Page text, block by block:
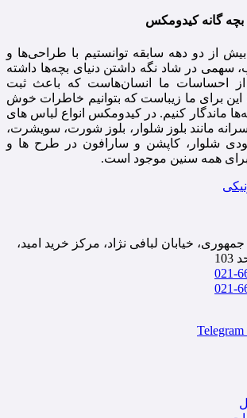
گانه کیدومکس
از دو دهه سابقه توانستیم با طراحی‌ها و
در شاد نگه داشتن دنیای بچه‌ها داشته
احساسات ما انسان‌هاست که باعث ثبت
برای ما زیباست که بتوانیم خاطرات خوش
ماندگار کنیم. در کیدومکس انواع لباس های
مانند بلوز شلوار، بلوز شورت، سویشرت،
شلوار، کاپشن و سارافون در طرح ها و
برای همه سنین موجود است.
خیابان لبافی نژاد، مرکز خرید امید،
Telegram